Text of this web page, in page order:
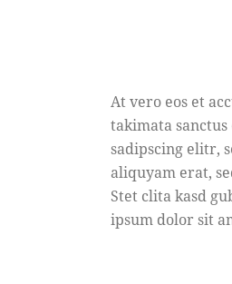
At vero eos et
takimata
sadipscing elitr,
aliquyam erat,
Stet clita kasd
ipsum dolor sit